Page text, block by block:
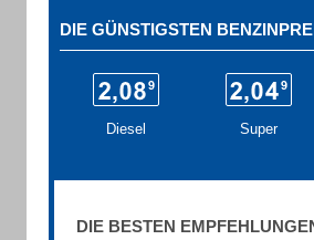
DIE GÜNSTIGSTEN
Diesel Super
DIE BESTEN